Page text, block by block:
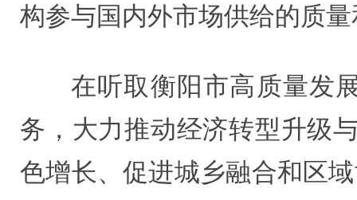
构参与国内外市场供给的质
在听取衡阳市高质量发
务，大力推动经济转型升级
色增长、促进城乡融合和区